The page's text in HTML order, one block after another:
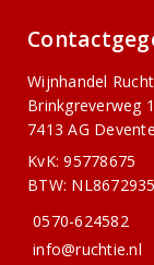
Wijnhandel
Brinkgreverweg
7413 AG
KvK: 95778675
BTW:
0570-624582
info@ruchtie.nl